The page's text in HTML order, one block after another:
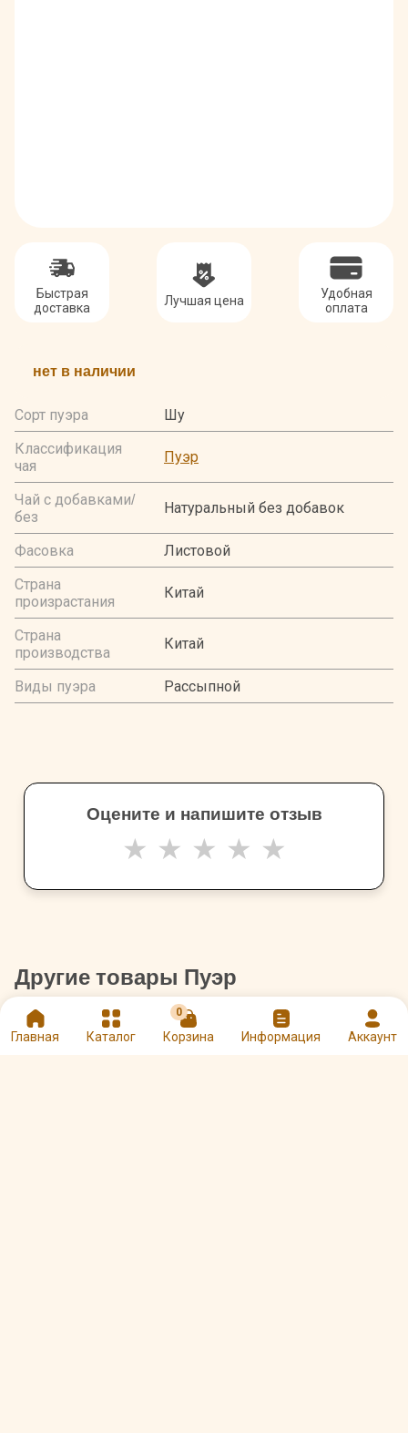
Главная Каталог
0
Корзина Информация Аккаунт
Быстрая
доставка
Лучшая цена
Удобная
оплата
нет в наличии
Сорт пуэра
Шу
Классификация
чая
Пуэр
Чай с добавками/
без
Натуральный без добавок
Фасовка
Листовой
Страна
произрастания
Китай
Страна
производства
Китай
Виды пуэра Рассыпной
Оцените и напишите отзыв
★ ★ ★ ★ ★
Другие товары Пуэр